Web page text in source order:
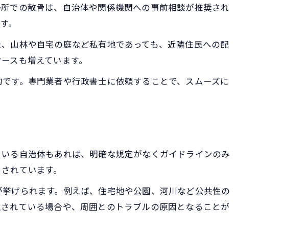
スとは
諾
る理由
意点
工夫
とは
工夫
紹介
択基準
での散骨は、自治体や関係機関への事前相談が推奨され
。
山林や自宅の庭など私有地であっても、近隣住民への配
スも増えています。
。専門業者や行政書士に依頼することで、スムーズに
る自治体もあれば、明確な規定がなくガイドラインのみ
れています。
げられます。例えば、住宅地や公園、河川など公共性の
れている場合や、周囲とのトラブルの原因となることが